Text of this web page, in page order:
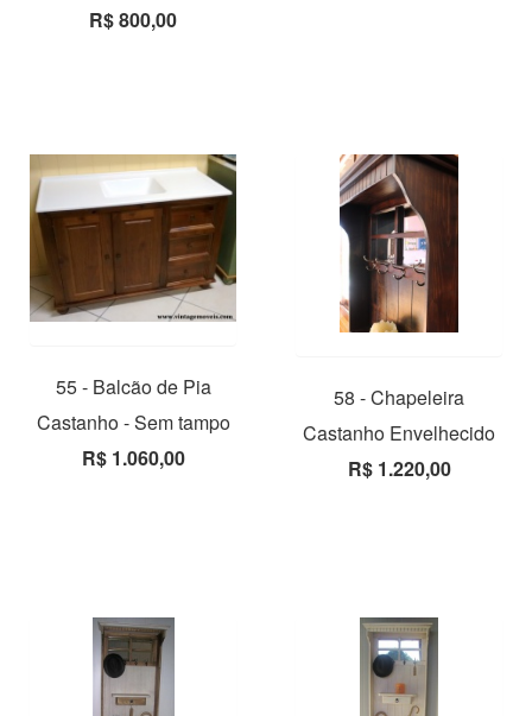
R$ 800,00
55 - Balcão de Pia
Castanho - Sem tampo
R$ 1.060,00
58 - Chapeleira
Castanho Envelhecido
R$ 1.220,00